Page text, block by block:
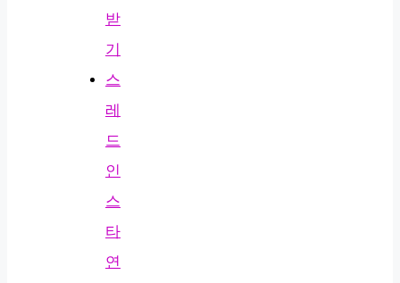
받
기
스
레
드
인
스
타
연